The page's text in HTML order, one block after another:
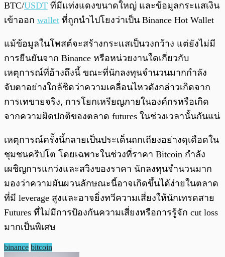
BTC/USDT ที่มีแท่งแดงขนาดใหญ่ และข้อมูลกระแสเงิน
เข้าออก wallet ที่ถูกนำไปโยงว่าเป็น Binance Hot Wallet
แม้ข้อมูลในโพสต์จะสร้างกระแสเป็นวงกว้าง แต่ยังไม่มี
การยืนยันจาก Binance หรือหน่วยงานใดเกี่ยวกับ
เหตุการณ์ที่อ้างถึงนี้ ขณะที่นักลงทุนจำนวนมากกำลัง
จับตาอย่างใกล้ชิดว่าความเคลื่อนไหวดังกล่าวเกิดจาก
การเทขายจริง, การโยกเหรียญภายในองค์กรหรือเกิด
จากความผิดปกติของตลาด futures ในช่วงเวลานั้นกันแน่
เหตุการณ์ครั้งนี้กลายเป็นประเด็นถกเถียงอย่างดุเดือดใน
ชุมชนคริปโต โดยเฉพาะในช่วงที่ราคา Bitcoin กำลัง
เผชิญการแกว่งและสวิงของราคา นักลงทุนจำนวนมาก
มองว่าความผันผวนลักษณะนี้อาจเกิดขึ้นได้ง่ายในตลาด
ที่มี leverage สูงและอาจยิ่งทวีความเสี่ยงให้นักเทรดสาย
Futures ที่ไม่มีการป้องกันความเสี่ยงหรือการรู้จัก cut loss
มากเป็นพิเศษ
binance bitcoin